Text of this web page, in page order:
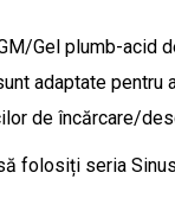
Gel plumb-
adaptate
de încărcare/
folosiți seria